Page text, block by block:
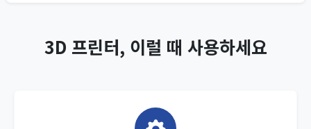
3D 프린터, 이럴 때 사용하세요